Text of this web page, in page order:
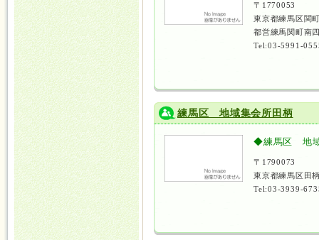
〒1770053
東京都練馬区関
都営練馬関町南
Tel:03-5991-
練馬区 地域集会所田柄
◆練馬区 地
〒1790073
東京都練馬区田
Tel:03-3939-